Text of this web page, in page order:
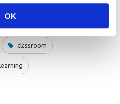
OK
classroom
learning